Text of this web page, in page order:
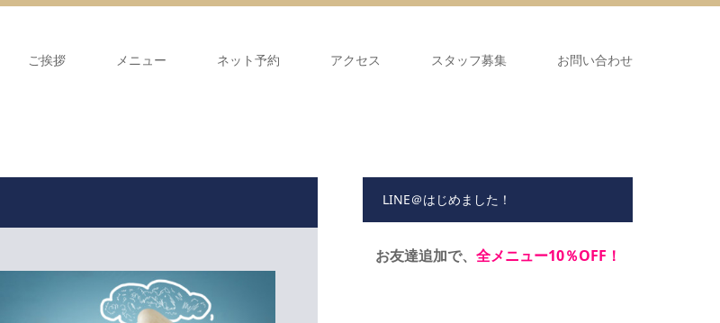
ご挨拶 メニュー ネット予約 アクセス スタッフ募集 お問い合わせ
LINE＠はじめました！
お友達追加で、 全メニュー10％OFF！